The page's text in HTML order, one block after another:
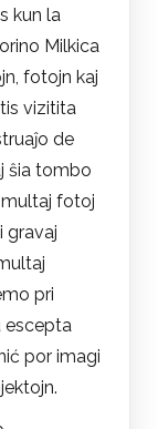
kun la
Milkica
fotojn kaj
vizitita
de
ŝia tombo
fotoj
gravaj
pri
escepta
por imagi